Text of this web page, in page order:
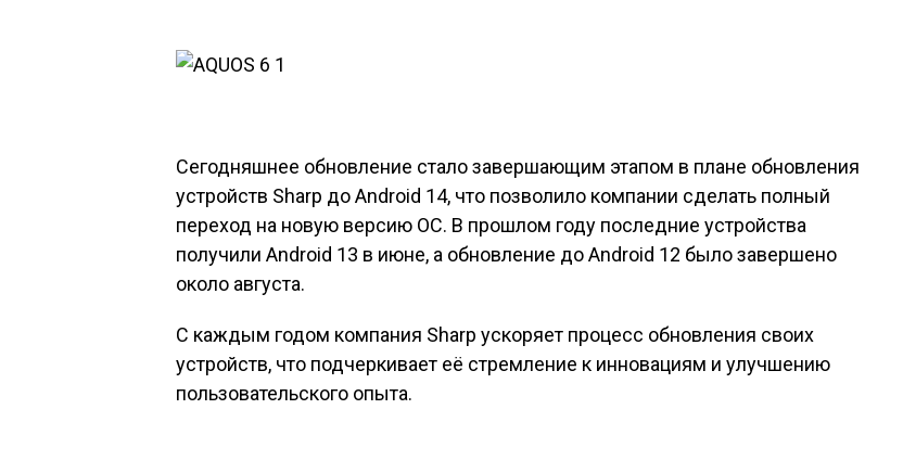
Сегодняшнее обновление стало завершающим этапом в плане обновления
устройств Sharp до Android 14, что позволило компании сделать полный
переход на новую версию ОС. В прошлом году последние устройства
получили Android 13 в июне, а обновление до Android 12 было завершено
около августа.
С каждым годом компания Sharp ускоряет процесс обновления своих
устройств, что подчеркивает её стремление к инновациям и улучшению
пользовательского опыта.